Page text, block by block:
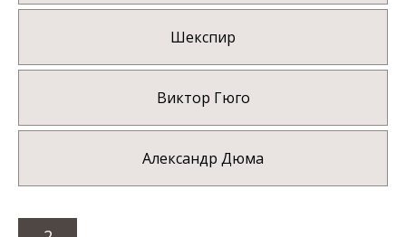
Шекспир
Виктор Гюго
Александр Дюма